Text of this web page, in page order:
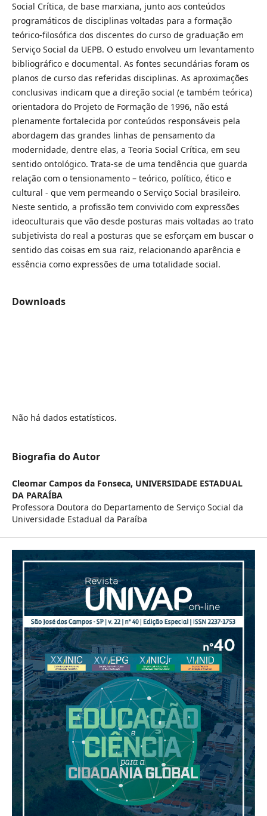
Social Crítica, de base marxiana, junto aos conteúdos
programáticos de disciplinas voltadas para a formação
teórico-filosófica dos discentes do curso de graduação em
Serviço Social da UEPB. O estudo envolveu um levantamento
bibliográfico e documental. As fontes secundárias foram os
planos de curso das referidas disciplinas. As aproximações
conclusivas indicam que a direção social (e também teórica)
orientadora do Projeto de Formação de 1996, não está
plenamente fortalecida por conteúdos responsáveis pela
abordagem das grandes linhas de pensamento da
modernidade, dentre elas, a Teoria Social Crítica, em seu
sentido ontológico. Trata-se de uma tendência que guarda
relação com o tensionamento – teórico, político, ético e
cultural - que vem permeando o Serviço Social brasileiro.
Neste sentido, a profissão tem convivido com expressões
ideoculturais que vão desde posturas mais voltadas ao trato
subjetivista do real a posturas que se esforçam em buscar o
sentido das coisas em sua raiz, relacionando aparência e
essência como expressões de uma totalidade social.
Downloads
Não há dados estatísticos.
Biografia do Autor
Cleomar Campos da Fonseca, UNIVERSIDADE ESTADUAL
DA PARAÍBA
Professora Doutora do Departamento de Serviço Social da
Universidade Estadual da Paraíba